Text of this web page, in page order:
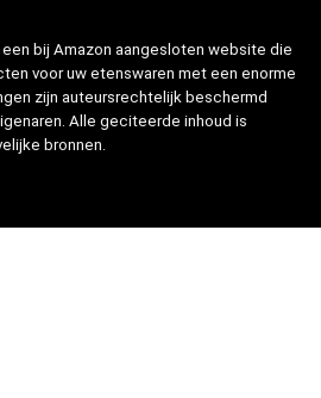
bij Amazon aangesloten website die
voor uw etenswaren met een enorme
zijn auteursrechtelijk beschermd
Alle geciteerde inhoud is
bronnen.